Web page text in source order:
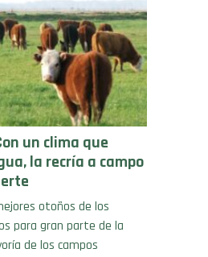
un clima que
la recría a campo
otoños de los
para gran parte de la
de los campos
para intensificar